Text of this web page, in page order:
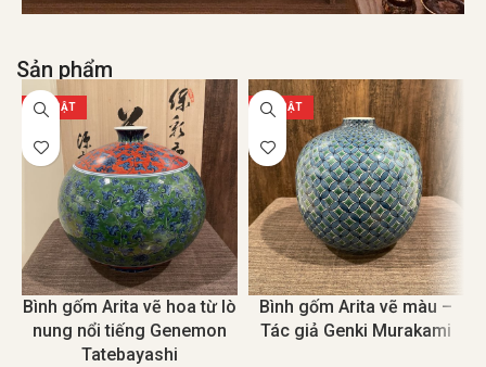
Sản phẩm
NỔI BẬT
Bình gốm Arita vẽ hoa từ lò
nung nổi tiếng Genemon
Tatebayashi
NỔI BẬT
Bình gốm Arita vẽ màu –
Tác giả Genki Murakami